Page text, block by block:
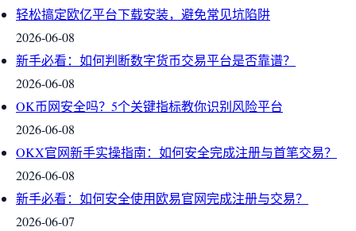
轻松搞定欧亿平台下载安装，避免常见坑陷阱
2026-06-08
新手必看：如何判断数字货币交易平台是否靠谱？
2026-06-08
OK币网安全吗？5个关键指标教你识别风险平台
2026-06-08
OKX官网新手实操指南：如何安全完成注册与首笔交易？
2026-06-08
新手必看：如何安全使用欧易官网完成注册与交易？
2026-06-07